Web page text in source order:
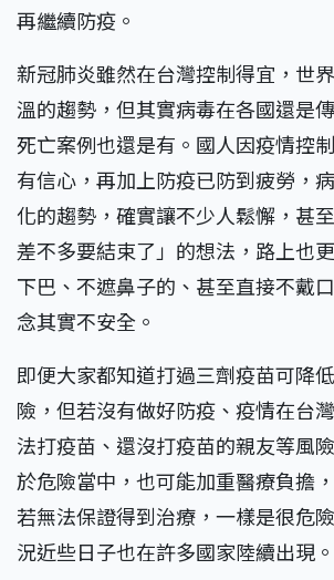
再繼續防疫。
新冠肺炎雖然在台灣控制得宜，世
溫的趨勢，但其實病毒在各國還是
死亡案例也還是有。國人因疫情控
有信心，再加上防疫已防到疲勞，
化的趨勢，確實讓不少人鬆懈，甚
差不多要結束了」的想法，路上也
下巴、不遮鼻子的、甚至直接不戴
念其實不安全。
即便大家都知道打過三劑疫苗可降
險，但若沒有做好防疫、疫情在台
法打疫苗、還沒打疫苗的親友等風
於危險當中，也可能加重醫療負擔
若無法保證得到治療，一樣是很危
況近些日子也在許多國家陸續出現。